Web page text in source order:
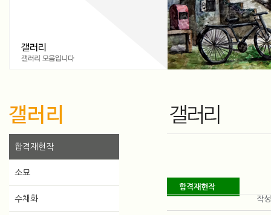
합격재현작
소묘
수채화
합격재현작
게시물 정보
작